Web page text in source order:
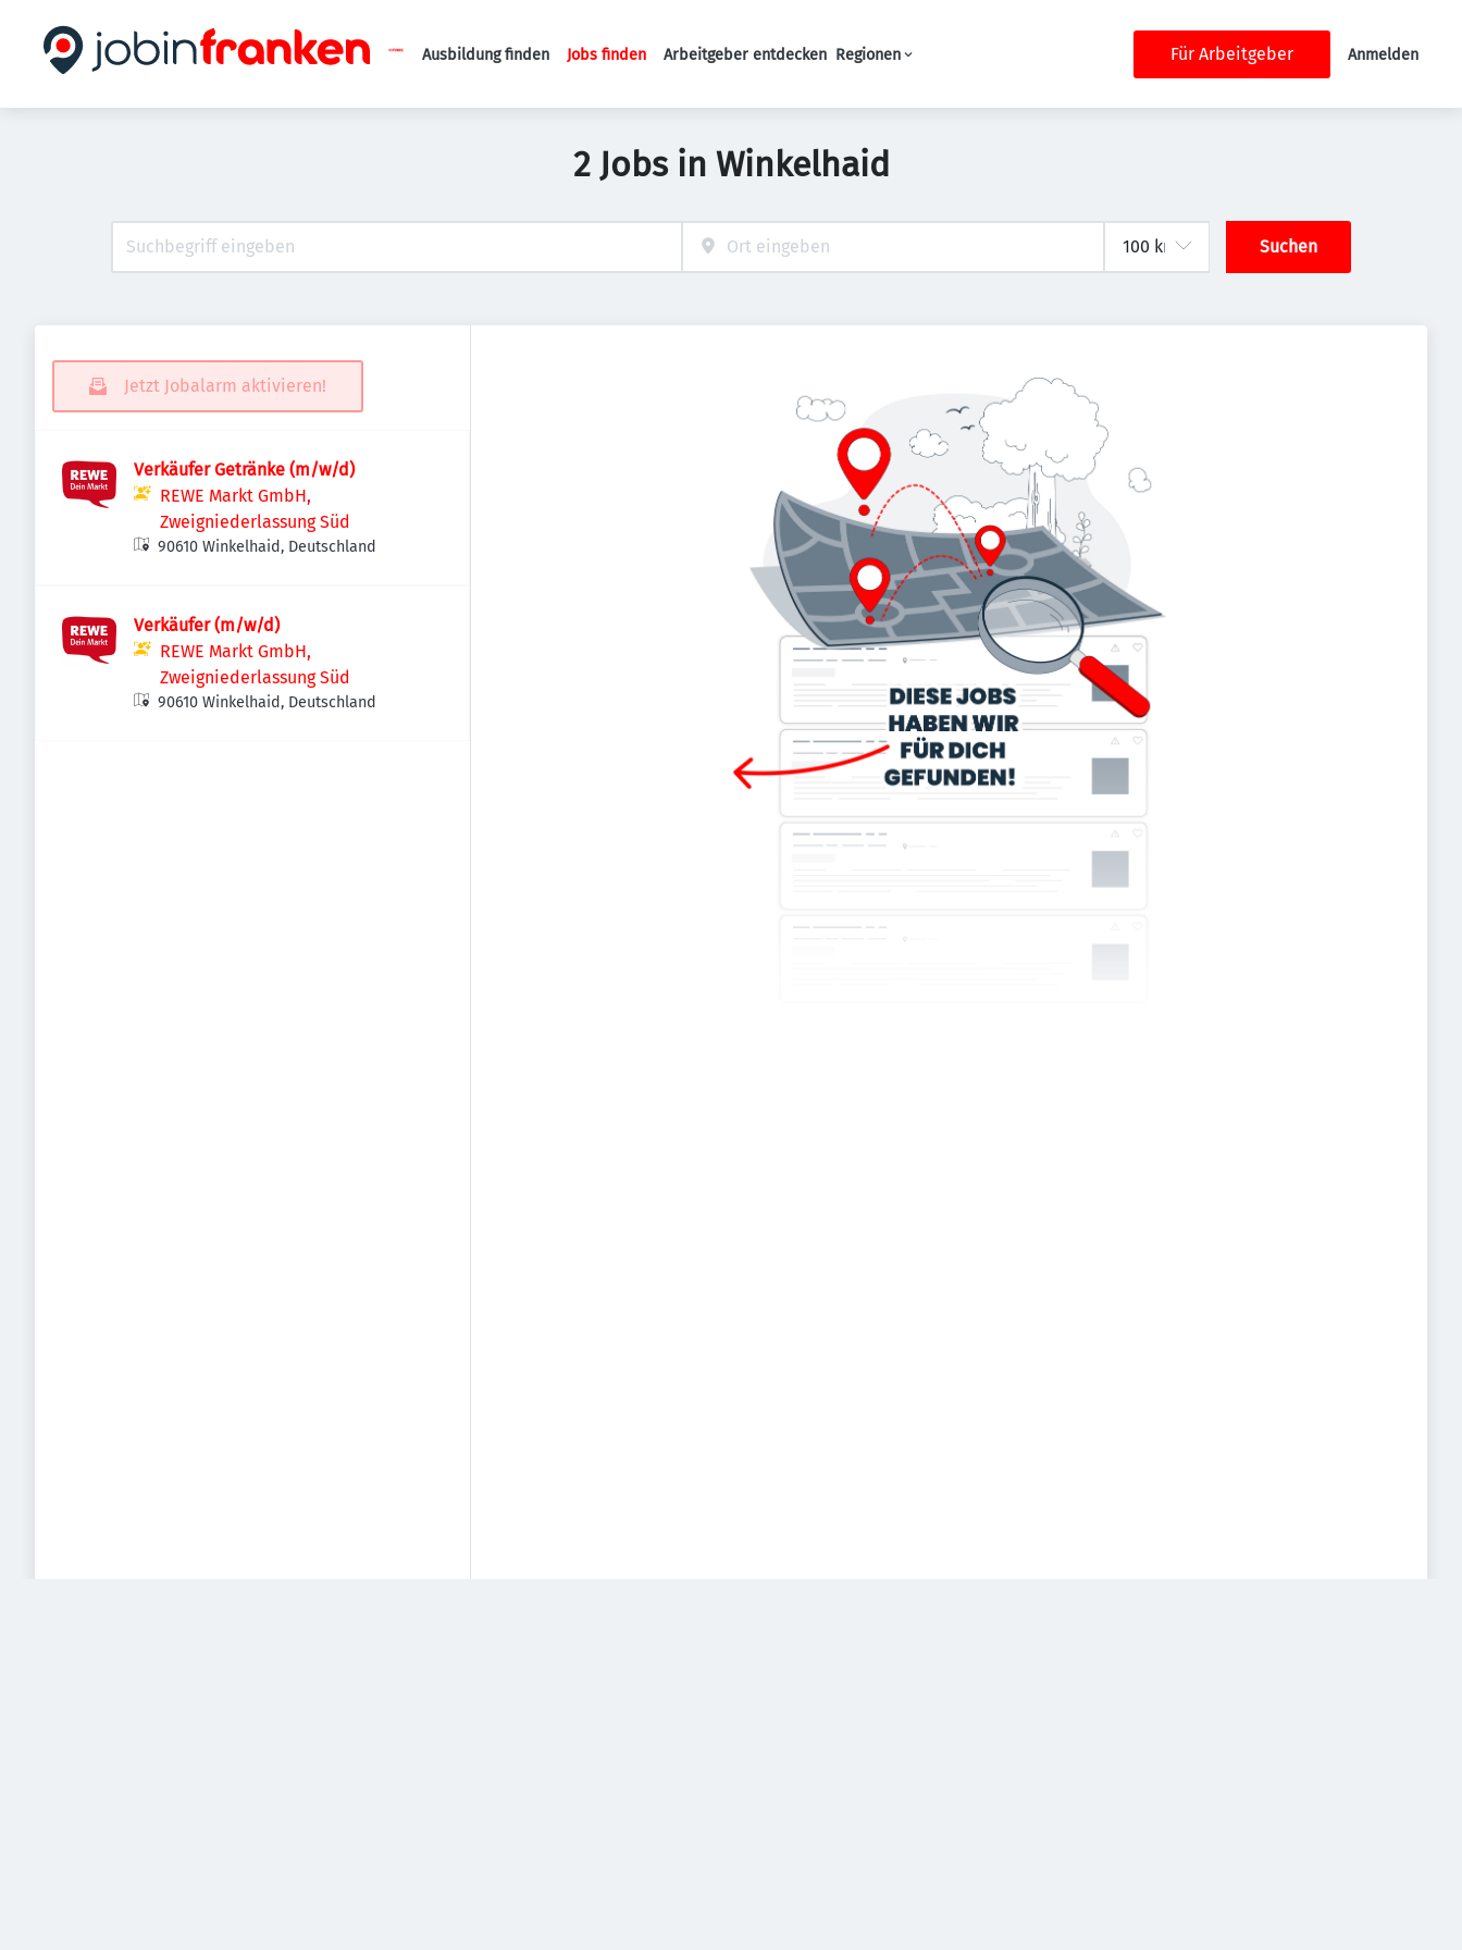
Haupt-Navigation
Ausbildung finden Jobs finden Arbeitgeber entdecken Regionen Für Arbeitgeber Anmelden
2 Jobs in Winkelhaid
Suchen
Jetzt Jobalarm aktivieren!
Verkäufer Getränke (m/w/d)
REWE Markt GmbH,
Zweigniederlassung Süd
90610 Winkelhaid, Deutschland
Verkäufer (m/w/d)
REWE Markt GmbH,
Zweigniederlassung Süd
90610 Winkelhaid, Deutschland